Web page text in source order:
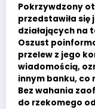
Pokrzywdzony
przedstawiła
działających na
Oszust
przelew z jego
wiadomością,
innym banku,
Bez wahania
do rzekomego